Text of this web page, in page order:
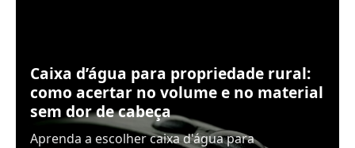
Caixa d’água para propriedade rural:
como acertar no volume e no material
sem dor de cabeça
Aprenda a escolher caixa d'água para